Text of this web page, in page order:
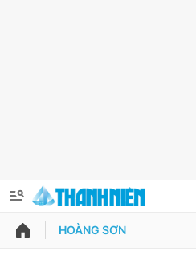
QUẢNG CÁO
HOÀNG SƠN